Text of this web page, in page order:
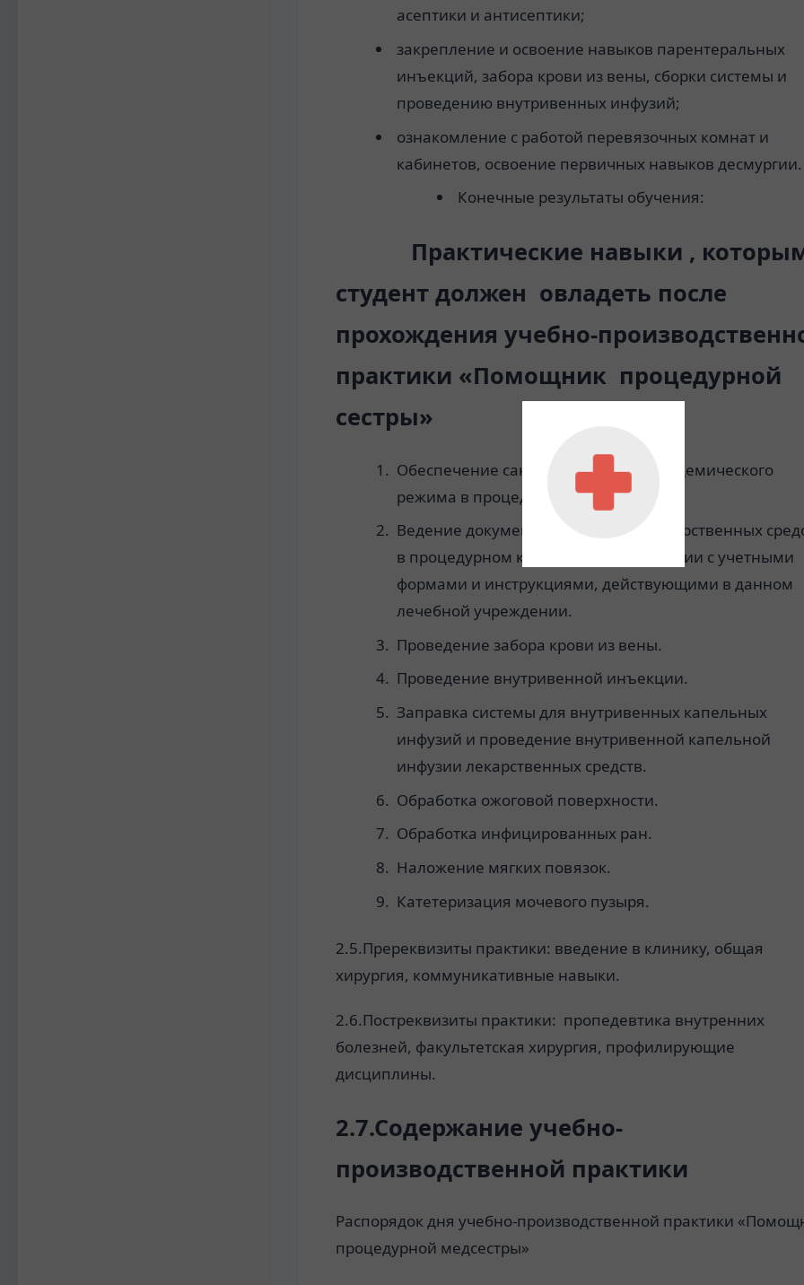
асептики и антисептики;
закрепление и освоение навыков парентеральных
инъекций, забора крови из вены, сборки системы и
проведению внутривенных инфузий;
ознакомление с работой перевязочных комнат и
кабинетов, освоение первичных навыков десмургии.
Конечные результаты обучения:
Практические навыки ,
студент должен овладеть после
прохождения учебно-
практики «Помощник процедурной
сестры»
Обеспечение санитарно-противоэпидемического
режима в процедурном кабинете.
Ведение документации по учету лекарственных
в процедурном кабинете в соответствии с учетными
формами и инструкциями, действующими в данном
лечебной учреждении.
Проведение забора крови из вены.
Проведение внутривенной инъекции.
Заправка системы для внутривенных капельных
инфузий и проведение внутривенной капельной
инфузии лекарственных средств.
Обработка ожоговой поверхности.
Обработка инфицированных ран.
Наложение мягких повязок.
Катетеризация мочевого пузыря.
2.5.Пререквизиты практики: введение в клинику, общая
хирургия, коммуникативные навыки.
2.6.Постреквизиты практики: пропедевтика внутренних
болезней, факультетская хирургия, профилирующие
дисциплины.
2.7.Содержание учебно-
производственной практики
Распорядок дня учебно-производственной практики
процедурной медсестры»